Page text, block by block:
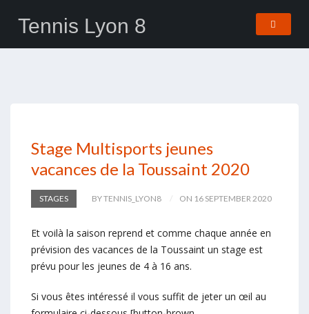
Tennis Lyon 8
Stage Multisports jeunes
vacances de la Toussaint 2020
STAGES BY TENNIS_LYON8 ON 16 SEPTEMBER 2020
Et voilà la saison reprend et comme chaque année en
prévision des vacances de la Toussaint un stage est
prévu pour les jeunes de 4 à 16 ans.
Si vous êtes intéressé il vous suffit de jeter un œil au